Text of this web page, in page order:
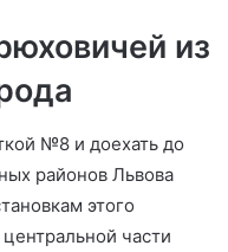
из
№8 и доехать до
районов Львова
этого
части